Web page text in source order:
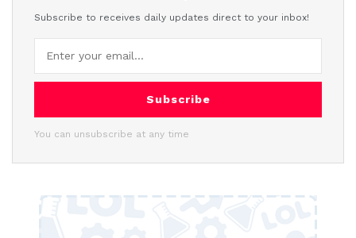
Subscribe to receives daily updates direct to your inbox!
Subscribe
You can unsubscribe at any time